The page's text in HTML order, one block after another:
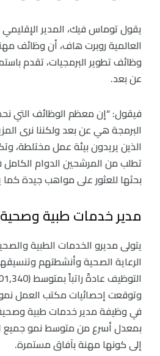
يقول توماس فيك، المدير
العالمية روبرت هاف، أن وظائف
وظائف تطوير البرمجيات، تقدم
عن بعد.
فيقول: “إن معظم الوظائف التي
البرمجة هي عن بعد ولكننا نرى
الذين يريدون بيئة عمل مختلطة،
تطلب من المرشحين الدوام
بحثها للعثور على مواهب جيدة كما
مدير خدمات طبية وصحية
يتولى مديرو الخدمات الطبية
الرعاية الصحية وأنشطتهم
بمعدل أسرع من متوسط نمو جميع
إلى كونها مهنة بآفاق مستمرة.